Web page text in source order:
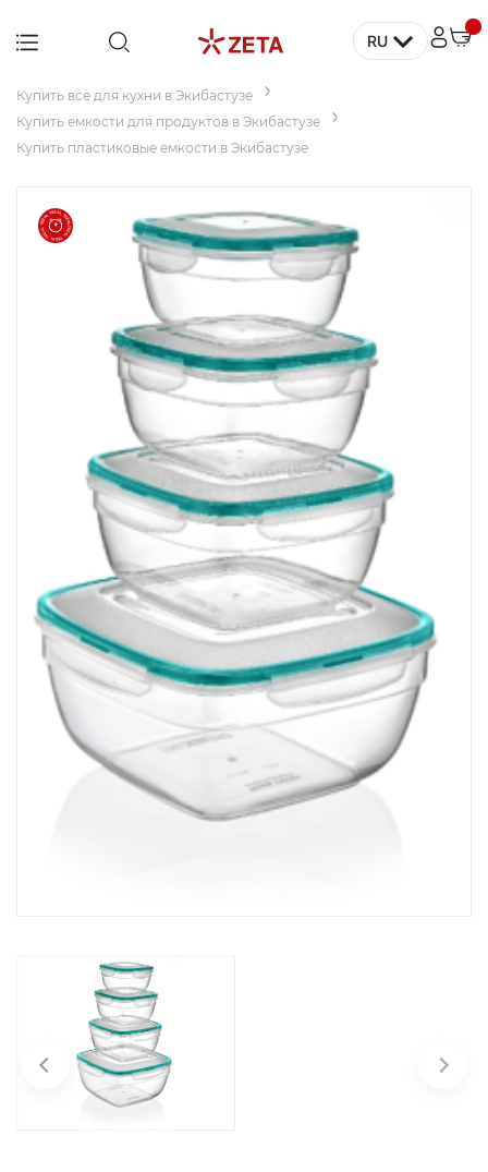
Мебель
Дом
заведений
и офисов
террасы и
сада
Аксессуары
и декор
Бытовая
химия
Бытовая
техника
RU
Купить все для кухни в Экибастузе
Купить емкости для продуктов в Экибастузе
Купить пластиковые емкости в Экибастузе